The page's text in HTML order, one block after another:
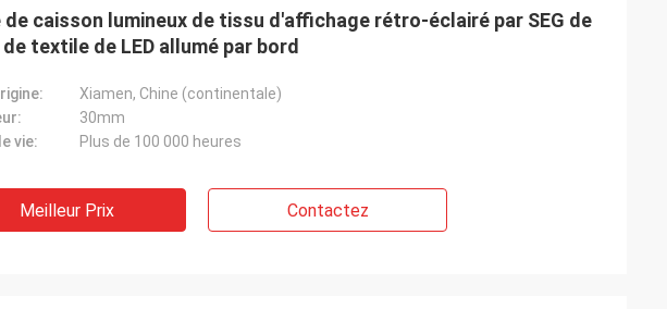
de caisson lumineux de tissu d'affichage rétro-éclairé par SEG de
textile de LED allumé par bord
Xiamen, Chine (continentale)
30mm
vie:
Plus de 100 000 heures
Meilleur Prix Contactez